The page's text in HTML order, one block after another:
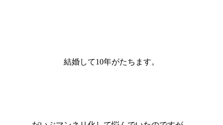
結婚して10年がたちます。